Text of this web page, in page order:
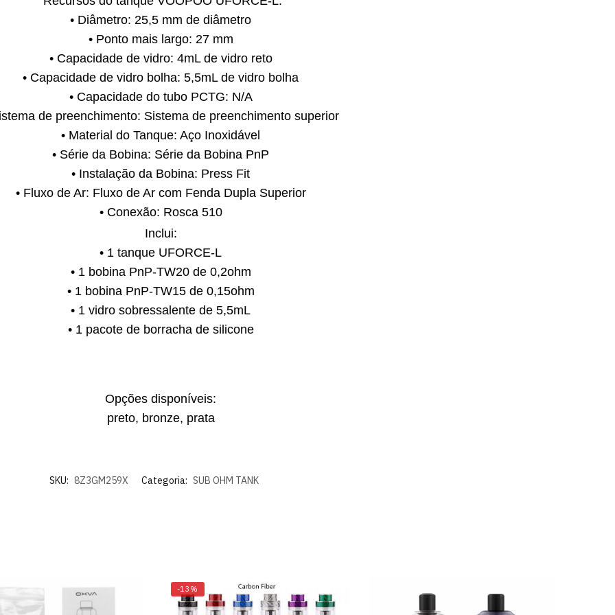
• Diâmetro: 25,5 mm de diâmetro
• Ponto mais largo: 27 mm
• Capacidade de vidro: 4mL de vidro reto
• Capacidade de vidro bolha: 5,5mL de vidro bolha
• Capacidade do tubo PCTG: N/A
de preenchimento: Sistema de preenchimento superior
• Material do Tanque: Aço Inoxidável
• Série da Bobina: Série da Bobina PnP
• Instalação da Bobina: Press Fit
• Fluxo de Ar: Fluxo de Ar com Fenda Dupla Superior
• Conexão: Rosca 510
Inclui:
• 1 tanque UFORCE-L
• 1 bobina PnP-TW20 de 0,2ohm
• 1 bobina PnP-TW15 de 0,15ohm
• 1 vidro sobressalente de 5,5mL
• 1 pacote de borracha de silicone
Opções disponíveis:
preto, bronze, prata
SKU: 8Z3GM259X Categoria: SUB OHM TANK
-13%